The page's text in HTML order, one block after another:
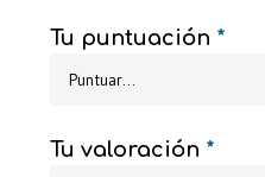
Tu puntuación *
Tu valoración *